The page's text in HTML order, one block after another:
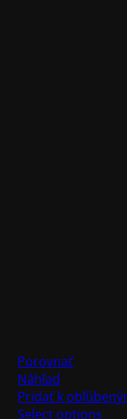
Porovnať
Náhľad
Pridať k
Select options